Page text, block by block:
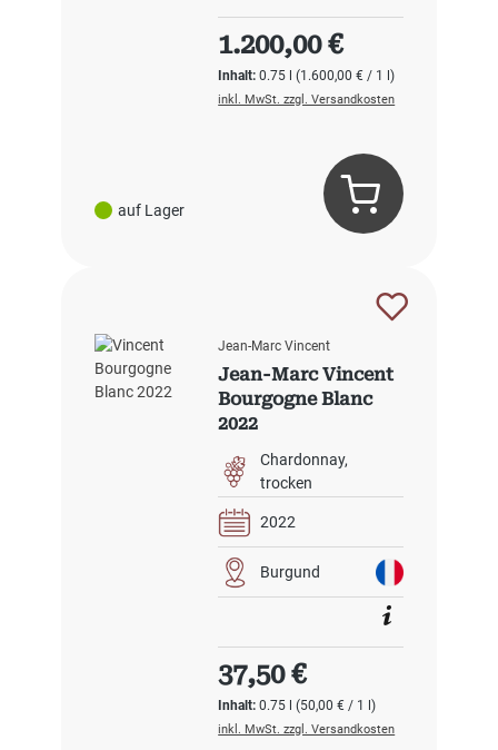
auf Lager
Inhalt:0.75 l(1.600,00 € / 1 l)
Regulärer Preis:
1.200,00 €
inkl. MwSt. zzgl. Versandkosten
Jean-Marc Vincent
Jean-Marc Vincent
Bourgogne Blanc
2022
Chardonnay
trocken
2022
Burgund
Inhalt:0.75 l(50,00 € / 1 l)
Regulärer Preis:
37,50 €
inkl. MwSt. zzgl. Versandkosten